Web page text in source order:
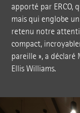
apporté par ERCO,
mais qui englobe
retenu notre
compact,
pareille », a déclaré
Ellis Williams.